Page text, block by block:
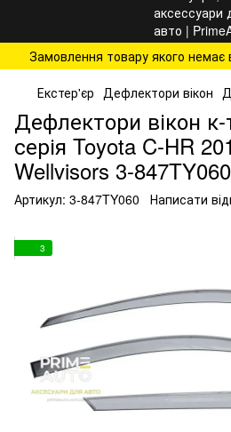
Замовлення товару якого немає
Екстер'єр Дефлектори вікон
Дефлектори вікон
серія Toyota C-HR
Wellvisors 3-847TY060
Артикул: 3-847TY060 Написати
3